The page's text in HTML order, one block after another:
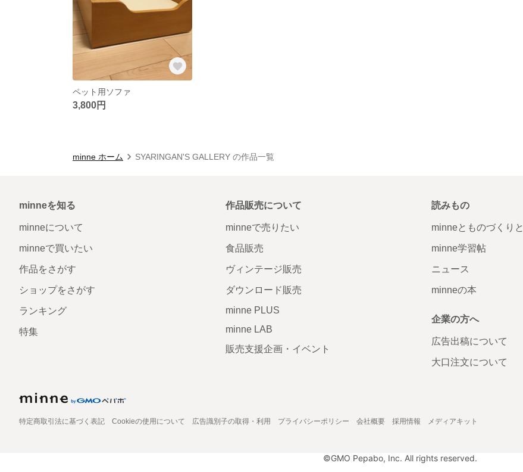
ペット用ソファ
3,800円
minne ホーム SYARINGAN'S GALLERY の作品一覧
minneを知る
minneについて
minneで買いたい
作品をさがす
ショップをさがす
ランキング
特集
作品販売について
minneで売りたい
食品販売
ヴィンテージ販売
ダウンロード販売
minne PLUS
minne LAB
販売支援企画・イベント
読みもの
minneとものづくりと
minne学習帖
ニュース
minneの本
企業の方へ
広告出稿について
大口注文について
特定商取引法に基づく表記 Cookieの使用について 広告識別子の取得・利用 プライバシーポリシー 会社概要 採用情報 メディアキット
©GMO Pepabo, Inc. All rights reserved.